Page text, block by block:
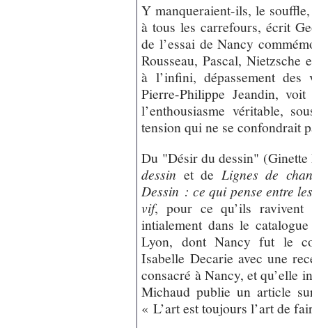
Y manqueraient-ils, le
à tous les carrefours, écrit
de l’essai de Nancy
Rousseau, Pascal,
à l’infini, dépassement
Pierre-Philippe Jeandin, voit
l’enthousiasme véritable,
tension qui ne se confondrait
Du "Désir du dessin"
dessin et de Lignes de
Dessin : ce qui pense entre
vif, pour ce qu’ils
intialement dans le
Lyon, dont Nancy fut le
Isabelle Decarie avec une
consacré à Nancy, et qu’elle
Michaud publie un article
« L’art est toujours l’art de